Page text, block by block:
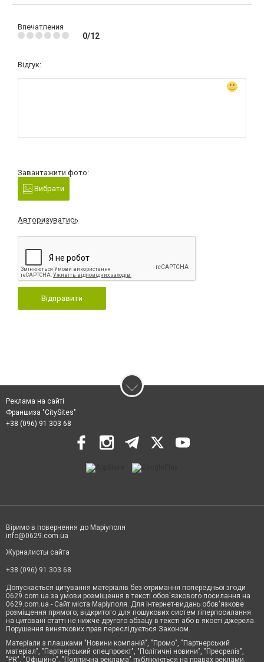
Впечатления
0/12
Відгук:
Завантажити фото:
Вибрати
Авторизуватись
Відправити
Реклама на сайті
Франшиза "CitySites"
+38 (096) 91 303 68
Віримо в повернення до Маріуполя
info@0629.com.ua
Журналисты сайта
+38 (096) 91 303 68
Допускається цитування матеріалів без отримання попередньої згоди
0629.com.ua за умови розміщення в тексті обов'язкового посилання на
0629.com.ua - Сайт міста Маріуполя. Для інтернет-видань обов'язкове
розміщення прямого, відкритого для пошукових систем гіперпосилання
на цитовані статті не нижче другого абзацу в тексті або в якості джерела.
Порушення виняткових прав переслідується Законом.
Матеріали з плашками "Новини компаній", "Промо", "Партнерський
матеріал", "Партнерський спецпроєкт", "Політичні новини", "Пресреліз",
"PR", "Офіційно", "Політична реклама" публікуються на правах реклами.